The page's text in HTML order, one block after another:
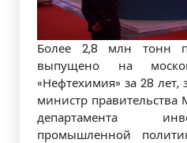
Более 2,8 млн тонн
выпущено на
«Нефтехимия» за 28
министр правительства
департамента
промышленной